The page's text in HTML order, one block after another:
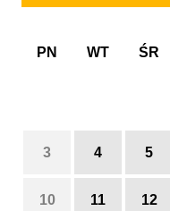
PN WT ŚR
3 4 5
10 11 12